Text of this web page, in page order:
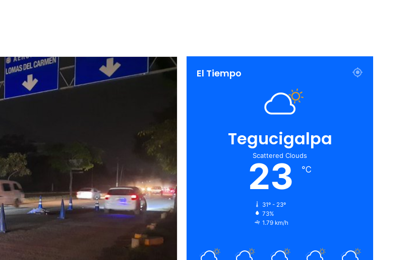
El Tiempo
Tegucigalpa
Scattered Clouds
23 ℃
31º - 23º
73%
1.79 km/h